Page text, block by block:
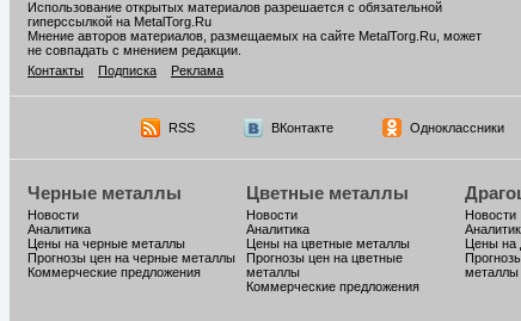
Использование открытых материалов разрешается с обязательной
гиперссылкой на MetalTorg.Ru
Мнение авторов материалов, размещаемых на сайте MetalTorg.Ru, может
не совпадать с мнением редакции.
Контакты
Подписка Реклама
RSS ВКонтакте Одноклассники
Черные металлы
Новости
Аналитика
Цены на черные металлы
Прогнозы цен на черные металлы
Коммерческие предложения
Цветные металлы
Новости
Аналитика
Цены на цветные металлы
Прогнозы цен на цветные
металлы
Коммерческие предложения
Новости
Цены на
металлы